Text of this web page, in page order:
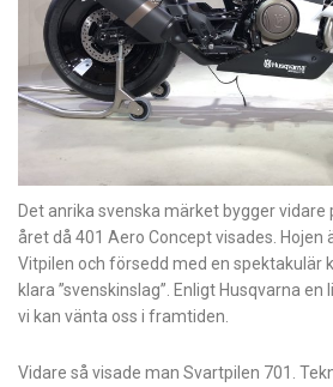
Det anrika svenska märket bygger
året då 401 Aero Concept visades. Hojen
Vitpilen och försedd med en spektakulär
klara ”svenskinslag”. Enligt Husqvarna
vi kan vänta oss i framtiden.
Vidare så visade man Svartpilen 701.